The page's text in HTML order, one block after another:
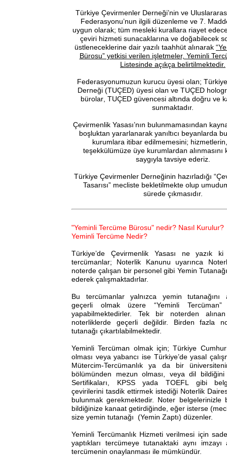
Türkiye Çevirmenler Derneği’nin ve
Federasyonu’nun ilgili düzenleme ve 7.
uygun olarak; tüm mesleki kurallara riayet
çeviri hizmeti sunacaklarına ve doğabilecek
üstleneceklerine dair yazılı taahhüt alınarak
Bürosu” yetkisi verilen işletmeler, Yeminli
Listesinde açıkça belirtilmektedir.
Federasyonumuzun kurucu üyesi olan;
Derneği (TUÇED) üyesi olan ve TUÇED
bürolar, TUÇED güvencesi altında doğru ve
sunmaktadır.
Çevirmenlik Yasası’nın bulunmamasından
boşluktan yararlanarak yanıltıcı beyanlarda
kurumlara itibar edilmemesini;
teşekkülümüze üye kurumlardan alınmasını
saygıyla tavsiye ederiz.
Türkiye Çevirmenler Derneğinin hazırladığı
Tasarısı” mecliste bekletilmekte olup
sürede çıkmasıdır.
"Yeminli Tercüme Bürosu" nedir? Nasıl Kurulur?
Yeminli Tercüme Nedir?
Türkiye’de Çevirmenlik Yasası ne yazık ki
tercümanlar; Noterlik Kanunu uyarınca
noterde çalışan bir personel gibi Yemin
ederek çalışmaktadırlar.
Bu tercümanlar yalnızca yemin tutanağını
geçerli olmak üzere “Yeminli
yapabilmektedirler. Tek bir noterden
noterliklerde geçerli değildir. Birden fazla
tutanağı çıkartılabilmektedir.
Yeminli Tercüman olmak için; Türkiye
olması veya yabancı ise Türkiye’de yasal
Mütercim-Tercümanlık ya da bir
bölümünden mezun olması, veya dil bildiğini
Sertifikaları, KPSS yada TOEFL gibi
çevirilerini tasdik ettirmek istediği Noterlik
bulunmak gerekmektedir. Noter belgelerinizle
bildiğinize kanaat getirdiğinde, eğer isterse
size yemin tutanağı (Yemin Zaptı) düzenler.
Yeminli Tercümanlık Hizmeti verilmesi için
yaptıkları tercümeye tutanaktaki aynı imzayı
tercümenin onaylanması ile mümkündür.